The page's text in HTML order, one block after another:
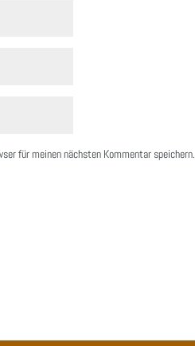
für meinen nächsten Kommentar speichern.